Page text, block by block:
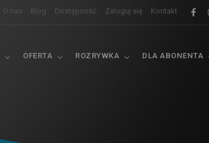
O nas Blog Dostępność Zaloguj się Kontakt
OFERTA ROZRYWKA DLA ABONENTA